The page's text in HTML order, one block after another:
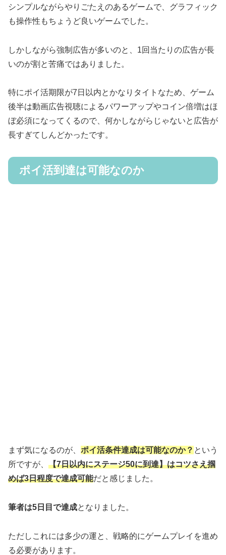
シンプルながらやりごたえのあるゲームで、グラフィック
も操作性もちょうど良いゲームでした。
しかしながら強制広告が多いのと、1回当たりの広告が長
いのが割と苦痛ではありました。
特にポイ活期限が7日以内とかなりタイトなため、ゲーム
後半は動画広告視聴によるパワーアップやコイン倍増はほ
ぼ必須になってくるので、何かしながらじゃないと広告が
長すぎてしんどかったです。
ポイ活到達は可能なのか
まず気になるのが、 ポイ活条件達成は可能なのか？ という
所ですが、 【7日以内にステージ50に到達】はコツさえ掴
めば3日程度で達成可能だと感じました。
筆者は5日目で達成となりました。
ただしこれには多少の運と、戦略的にゲームプレイを進め
る必要があります。